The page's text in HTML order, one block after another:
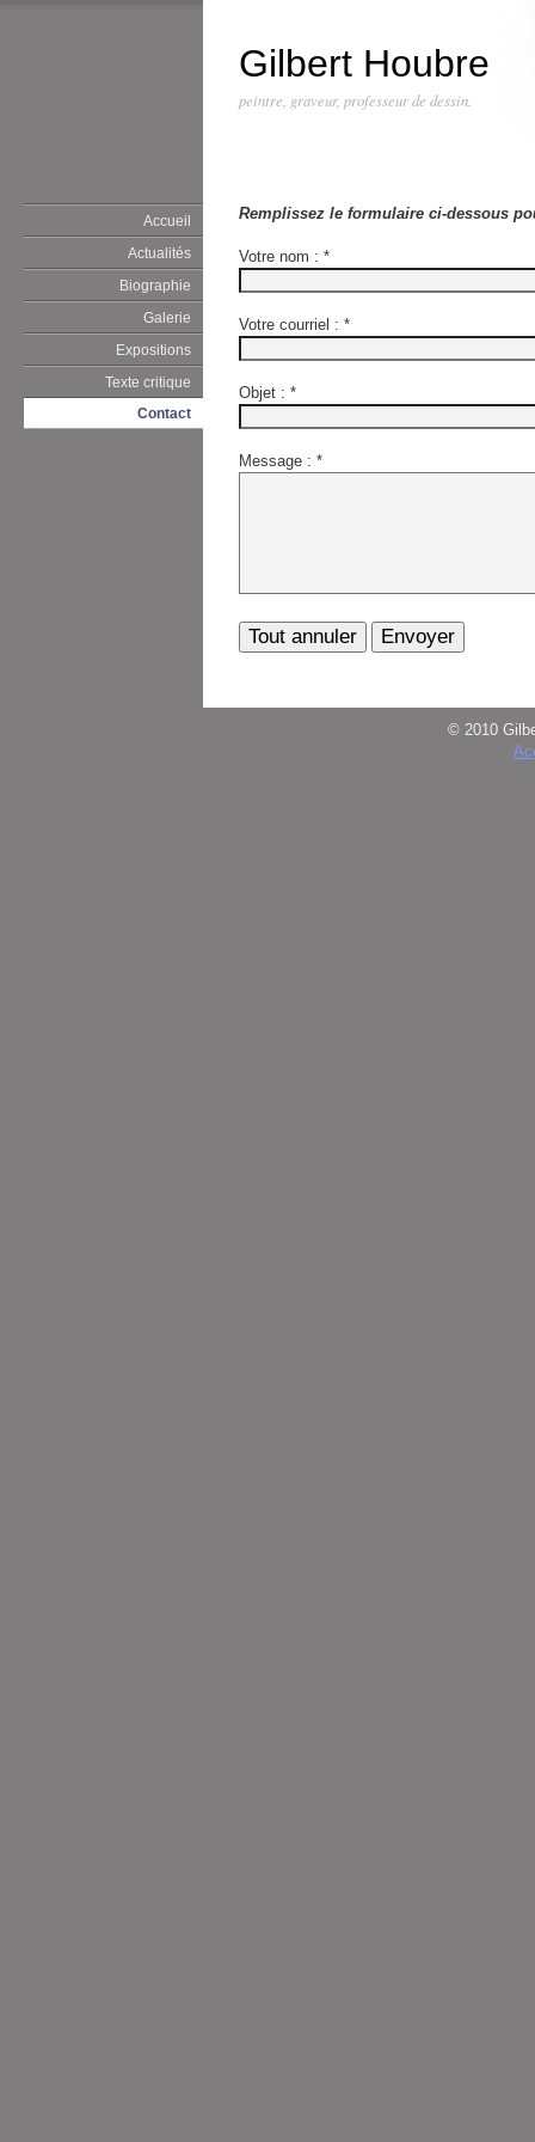
Gilbert Houbre
peintre, graveur, professeur de dessin.
Accueil
Actualités
Biographie
Galerie
Expositions
Texte critique
Contact
Remplissez le formulaire ci-dessous
Votre nom : *
Votre courriel : *
Objet : *
Message : *
© 2010